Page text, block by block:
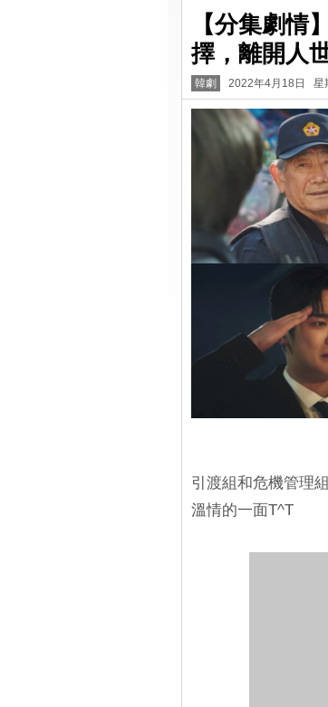
【分集劇情
擇，離開人
韓劇 2022年4月18日 星
引渡組和危機管理
溫情的一面T^T